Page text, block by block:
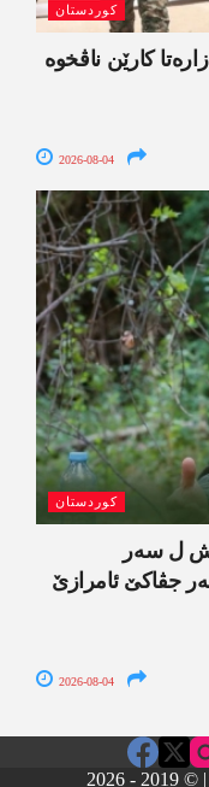
کوردستان
کارێن ناڤخوە
2026-08-04
کوردستان
ل سەر
جڤاکێ ئامرازێ
2026-08-04
2026